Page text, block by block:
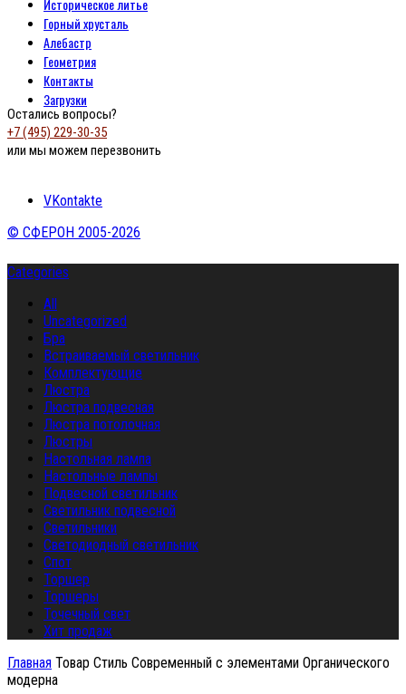
Историческое литье
Горный хрусталь
Алебастр
Геометрия
Контакты
Загрузки
Остались вопросы?
+7 (495) 229-30-35
или мы можем перезвонить
VKontakte
© СФЕРОН 2005-2026
Categories
All
Uncategorized
Бра
Встраиваемый светильник
Комплектующие
Люстра
Люстра подвесная
Люстра потолочная
Люстры
Настольная лампа
Настольные лампы
Подвесной светильник
Светильник подвесной
Светильники
Светодиодный светильник
Спот
Торшер
Торшеры
Точечный свет
Хит продаж
Главная Товар Стиль Современный с элементами Органического
модерна